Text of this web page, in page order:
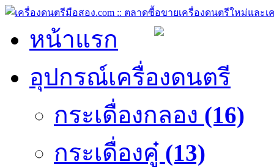
หน้าแรก
อุปกรณ์เครื่องดนตรี
กระเดื่องกลอง (16)
กระเดื่องคู๋ (13)